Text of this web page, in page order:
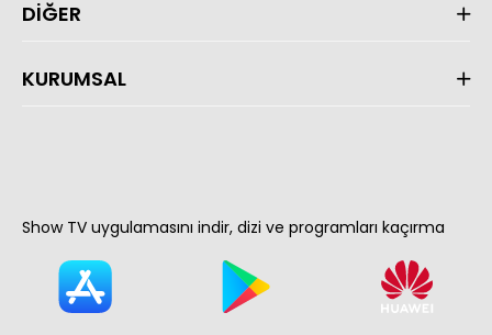
DİĞER
KURUMSAL
Show TV uygulamasını indir, dizi ve programları kaçırma